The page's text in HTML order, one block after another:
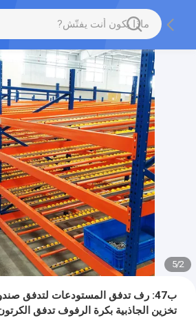
2
/
5
ب47: رف تدفق المستودعات لتدفق
تخزين الجاذبية بكرة الرفوف تدفق